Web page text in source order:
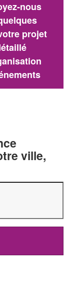
nous
projet
ville,